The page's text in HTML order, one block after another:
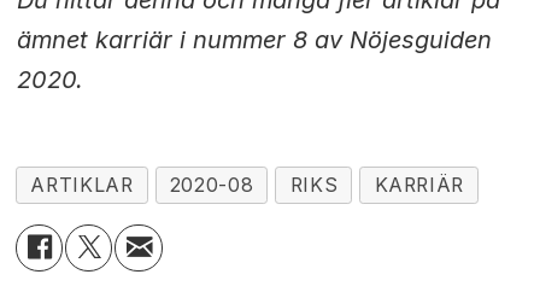
ämnet karriär i nummer 8 av Nöjesguiden
2020.
ARTIKLAR 2020-08 RIKS KARRIÄR